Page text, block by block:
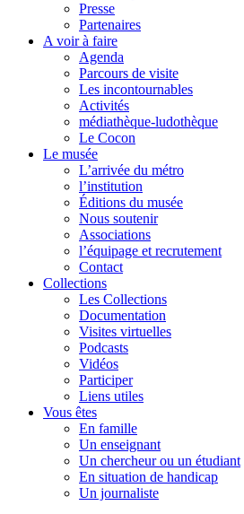
Presse
Partenaires
A voir à faire
Agenda
Parcours de visite
Les incontournables
Activités
médiathèque-ludothèque
Le Cocon
Le musée
L’arrivée du métro
l’institution
Éditions du musée
Nous soutenir
Associations
l’équipage et recrutement
Contact
Collections
Les Collections
Documentation
Visites virtuelles
Podcasts
Vidéos
Participer
Liens utiles
Vous êtes
En famille
Un enseignant
Un chercheur ou un étudiant
En situation de handicap
Un journaliste